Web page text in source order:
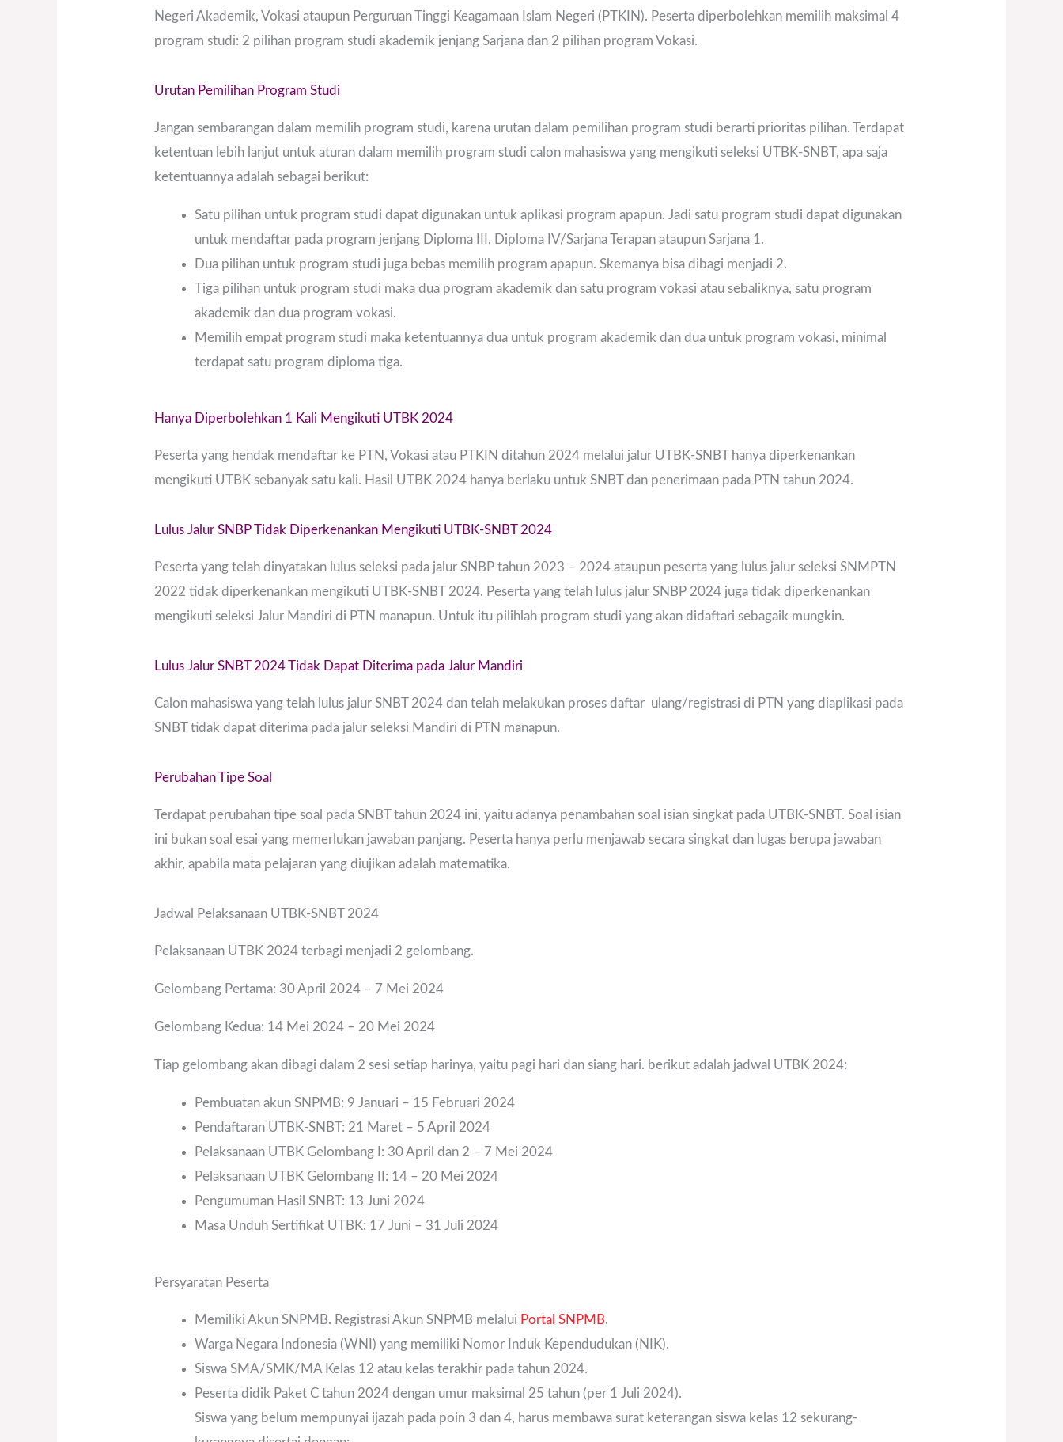
Negeri Akademik, Vokasi ataupun Perguruan Tinggi Keagamaan Islam Negeri (PTKIN). Peserta diperbolehkan memilih maksimal 4
program studi: 2 pilihan program studi akademik jenjang Sarjana dan 2 pilihan program Vokasi.
Urutan Pemilihan Program Studi
Jangan sembarangan dalam memilih program studi, karena urutan dalam pemilihan program studi berarti prioritas pilihan. Terdapat
ketentuan lebih lanjut untuk aturan dalam memilih program studi calon mahasiswa yang mengikuti seleksi UTBK-SNBT, apa saja
ketentuannya adalah sebagai berikut:
Satu pilihan untuk program studi dapat digunakan untuk aplikasi program apapun. Jadi satu program studi dapat digunakan
untuk mendaftar pada program jenjang Diploma III, Diploma IV/Sarjana Terapan ataupun Sarjana 1.
Dua pilihan untuk program studi juga bebas memilih program apapun. Skemanya bisa dibagi menjadi 2.
Tiga pilihan untuk program studi maka dua program akademik dan satu program vokasi atau sebaliknya, satu program
akademik dan dua program vokasi.
Memilih empat program studi maka ketentuannya dua untuk program akademik dan dua untuk program vokasi, minimal
terdapat satu program diploma tiga.
Hanya Diperbolehkan 1 Kali Mengikuti UTBK 2024
Peserta yang hendak mendaftar ke PTN, Vokasi atau PTKIN ditahun 2024 melalui jalur UTBK-SNBT hanya diperkenankan
mengikuti UTBK sebanyak satu kali. Hasil UTBK 2024 hanya berlaku untuk SNBT dan penerimaan pada PTN tahun 2024.
Lulus Jalur SNBP Tidak Diperkenankan Mengikuti UTBK-SNBT 2024
Peserta yang telah dinyatakan lulus seleksi pada jalur SNBP tahun 2023 – 2024 ataupun peserta yang lulus jalur seleksi SNMPTN
2022 tidak diperkenankan mengikuti UTBK-SNBT 2024. Peserta yang telah lulus jalur SNBP 2024 juga tidak diperkenankan
mengikuti seleksi Jalur Mandiri di PTN manapun. Untuk itu pilihlah program studi yang akan didaftari sebagaik mungkin.
Lulus Jalur SNBT 2024 Tidak Dapat Diterima pada Jalur Mandiri
Calon mahasiswa yang telah lulus jalur SNBT 2024 dan telah melakukan proses daftar ulang/registrasi di PTN yang diaplikasi pada
SNBT tidak dapat diterima pada jalur seleksi Mandiri di PTN manapun.
Perubahan Tipe Soal
Terdapat perubahan tipe soal pada SNBT tahun 2024 ini, yaitu adanya penambahan soal isian singkat pada UTBK-SNBT. Soal isian
ini bukan soal esai yang memerlukan jawaban panjang. Peserta hanya perlu menjawab secara singkat dan lugas berupa jawaban
akhir, apabila mata pelajaran yang diujikan adalah matematika.
Jadwal Pelaksanaan UTBK-SNBT 2024
Pelaksanaan UTBK 2024 terbagi menjadi 2 gelombang.
Gelombang Pertama: 30 April 2024 – 7 Mei 2024
Gelombang Kedua: 14 Mei 2024 – 20 Mei 2024
Tiap gelombang akan dibagi dalam 2 sesi setiap harinya, yaitu pagi hari dan siang hari. berikut adalah jadwal UTBK 2024:
Pembuatan akun SNPMB: 9 Januari – 15 Februari 2024
Pendaftaran UTBK-SNBT: 21 Maret – 5 April 2024
Pelaksanaan UTBK Gelombang I: 30 April dan 2 – 7 Mei 2024
Pelaksanaan UTBK Gelombang II: 14 – 20 Mei 2024
Pengumuman Hasil SNBT: 13 Juni 2024
Masa Unduh Sertifikat UTBK: 17 Juni – 31 Juli 2024
Persyaratan Peserta
Memiliki Akun SNPMB. Registrasi Akun SNPMB melalui Portal SNPMB.
Warga Negara Indonesia (WNI) yang memiliki Nomor Induk Kependudukan (NIK).
Siswa SMA/SMK/MA Kelas 12 atau kelas terakhir pada tahun 2024.
Peserta didik Paket C tahun 2024 dengan umur maksimal 25 tahun (per 1 Juli 2024).
Siswa yang belum mempunyai ijazah pada poin 3 dan 4, harus membawa surat keterangan siswa kelas 12 sekurang-